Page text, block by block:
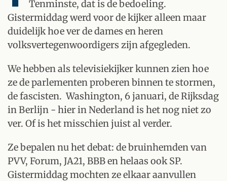
Tenminste, dat is de bedoeling.
Gistermiddag werd voor de kijker alleen maar
duidelijk hoe ver de dames en heren
volksvertegenwoordigers zijn afgegleden.
We hebben als televisiekijker kunnen zien hoe
ze de parlementen proberen binnen te stormen,
de fascisten. Washington, 6 januari, de Rijksdag
in Berlijn - hier in Nederland is het nog niet zo
ver. Of is het misschien juist al verder.
Ze bepalen nu het debat: de bruinhemden van
PVV, Forum, JA21, BBB en helaas ook SP.
Gistermiddag mochten ze elkaar aanvullen